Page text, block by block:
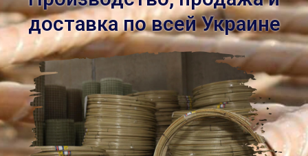
доставка по всей Украине